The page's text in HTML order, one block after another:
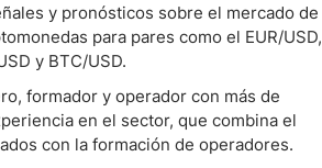
y pronósticos sobre el mercado de
para pares como el EUR/USD,
y BTC/USD.
formador y operador con más de
en el sector, que combina el
con la formación de operadores.